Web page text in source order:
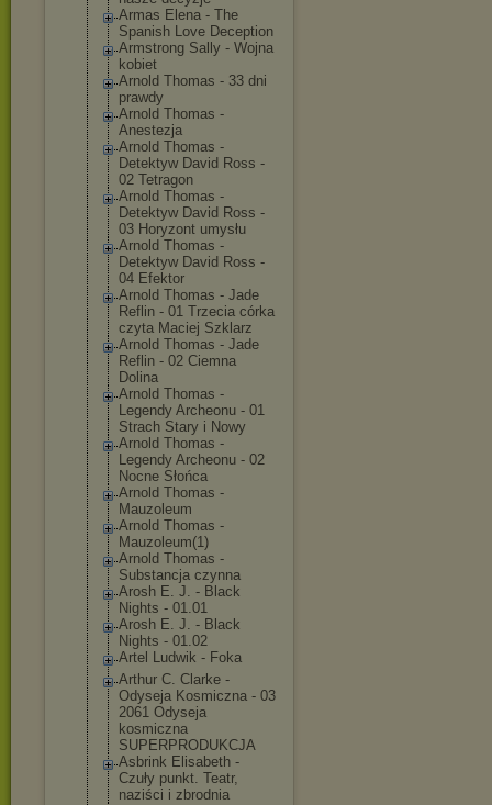
Armas Elena - The
Spanish Love Deception
Armstrong Sally - Wojna
kobiet
Arnold Thomas - 33 dni
prawdy
Arnold Thomas -
Anestezja
Arnold Thomas -
Detektyw David Ross -
02 Tetragon
Arnold Thomas -
Detektyw David Ross -
03 Horyzont umysłu
Arnold Thomas -
Detektyw David Ross -
04 Efektor
Arnold Thomas - Jade
Reflin - 01 Trzecia córka
czyta Maciej Szklarz
Arnold Thomas - Jade
Reflin - 02 Ciemna
Dolina
Arnold Thomas -
Legendy Archeonu - 01
Strach Stary i Nowy
Arnold Thomas -
Legendy Archeonu - 02
Nocne Słońca
Arnold Thomas -
Mauzoleum
Arnold Thomas -
Mauzoleum(1)
Arnold Thomas -
Substancja czynna
Arosh E. J. - Black
Nights - 01.01
Arosh E. J. - Black
Nights - 01.02
Artel Ludwik - Foka
Arthur C. Clarke -
Odyseja Kosmiczna - 03
2061 Odyseja
kosmiczna
SUPERPRODUKCJA
Asbrink Elisabeth -
Czuły punkt. Teatr,
naziści i zbrodnia